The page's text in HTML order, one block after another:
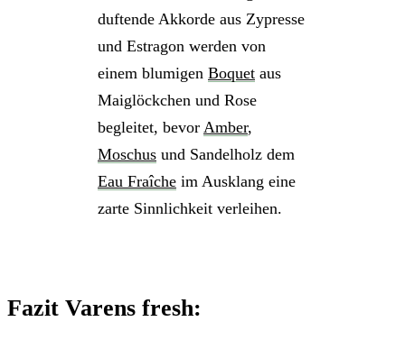
duftende Akkorde aus Zypresse
und Estragon werden von
einem blumigen Boquet aus
Maiglöckchen und Rose
begleitet, bevor Amber,
Moschus und Sandelholz dem
Eau Fraîche im Ausklang eine
zarte Sinnlichkeit verleihen.
Fazit Varens fresh: